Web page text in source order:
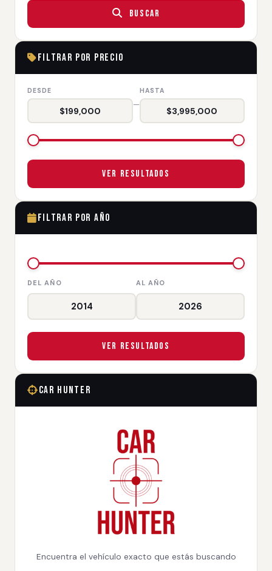
Buscar
Filtrar por Precio
DESDE
$199,000
—
HASTA
$3,995,000
Ver Resultados
Filtrar por Año
DEL AÑO AL AÑO
Ver Resultados
Car Hunter
Encuentra el vehículo exacto que estás buscando